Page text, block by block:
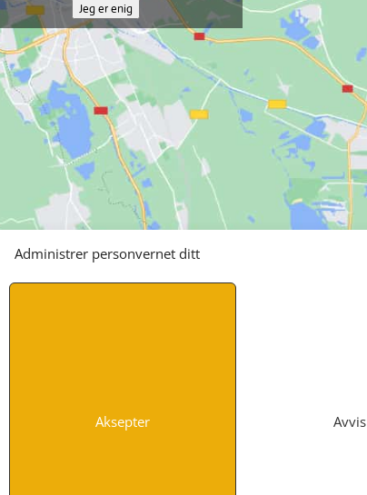
Administrer personvernet ditt
Aksepter Avvis
Jeg er enig
INFORMASJON